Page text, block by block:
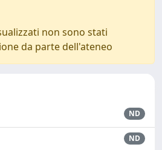
non sono stati
da parte dell'ateneo
ND
ND